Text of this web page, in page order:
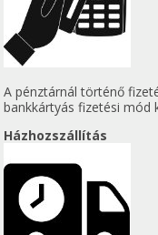
A pénztárnál történő
bankkártyás fizetési mód
Házhozszállítás